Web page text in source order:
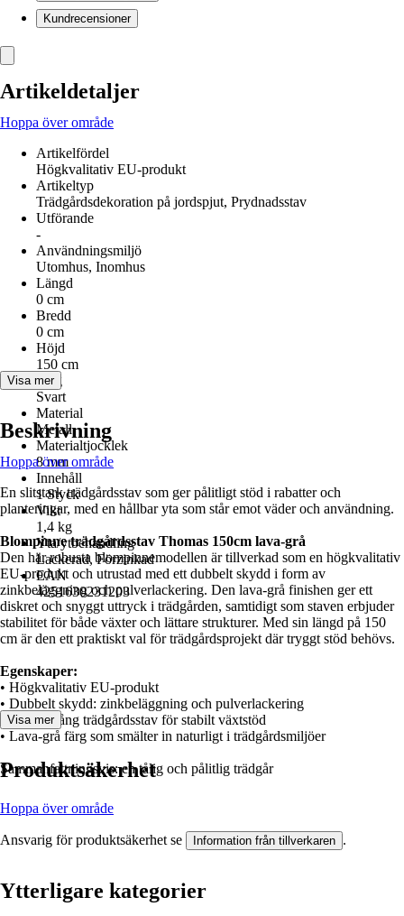
Kundrecensioner
Artikeldetaljer
Hoppa över område
Artikelfördel
Högkvalitativ EU‑produkt
Artikeltyp
Trädgårdsdekoration på jordspjut, Prydnadsstav
Utförande
-
Användningsmiljö
Utomhus, Inomhus
Längd
0 cm
Bredd
0 cm
Höjd
150 cm
Färg
Svart
Material
Metall
Materialtjocklek
8 mm
Innehåll
1 Styck
Vikt
1,4 kg
Yta/ytbehandling
Lackerad, Förzinkad
EAN
4251630231203
Visa mer
Beskrivning
Hoppa över område
En slitstark trädgårdsstav som ger pålitligt stöd i rabatter och
planteringar, med en hållbar yta som står emot väder och användning.
Blompinne trädgårdsstav Thomas 150cm lava-grå
Den här robusta blompinnemodellen är tillverkad som en högkvalitativ
EU‑produkt och utrustad med ett dubbelt skydd i form av
zinkbeläggning och pulverlackering. Den lava‑grå finishen ger ett
diskret och snyggt uttryck i trädgården, samtidigt som staven erbjuder
stabilitet för både växter och lättare strukturer. Med sin längd på 150
cm är den ett praktiskt val för trädgårdsprojekt där tryggt stöd behövs.
Egenskaper:
• Högkvalitativ EU‑produkt
• Dubbelt skydd: zinkbeläggning och pulverlackering
• 150 cm lång trädgårdsstav för stabilt växtstöd
• Lava‑grå färg som smälter in naturligt i trädgårdsmiljöer
Sammanfattningsvis: en tålig och pålitlig trädgår
Visa mer
Produktsäkerhet
Hoppa över område
Ansvarig för produktsäkerhet se Information från tillverkaren .
Ytterligare kategorier